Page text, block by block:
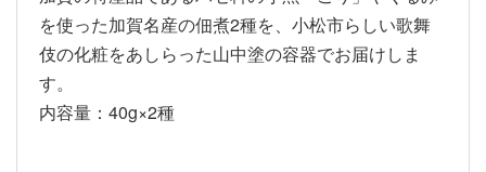
を使った加賀名産の佃煮2種を、小松市らしい歌舞
伎の化粧をあしらった山中塗の容器でお届けしま
す。
内容量：40g×2種